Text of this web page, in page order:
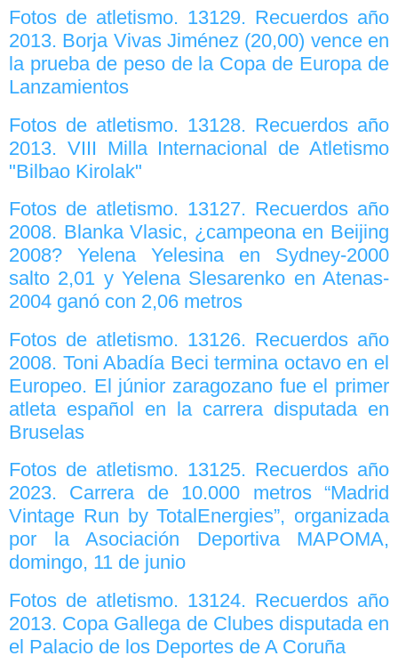
Fotos de atletismo. 13129. Recuerdos año
2013. Borja Vivas Jiménez (20,00) vence en
la prueba de peso de la Copa de Europa de
Lanzamientos
Fotos de atletismo. 13128. Recuerdos año
2013. VIII Milla Internacional de Atletismo
"Bilbao Kirolak"
Fotos de atletismo. 13127. Recuerdos año
2008. Blanka Vlasic, ¿campeona en Beijing
2008? Yelena Yelesina en Sydney-2000
salto 2,01 y Yelena Slesarenko en Atenas-
2004 ganó con 2,06 metros
Fotos de atletismo. 13126. Recuerdos año
2008. Toni Abadía Beci termina octavo en el
Europeo. El júnior zaragozano fue el primer
atleta español en la carrera disputada en
Bruselas
Fotos de atletismo. 13125. Recuerdos año
2023. Carrera de 10.000 metros “Madrid
Vintage Run by TotalEnergies”, organizada
por la Asociación Deportiva MAPOMA,
domingo, 11 de junio
Fotos de atletismo. 13124. Recuerdos año
2013. Copa Gallega de Clubes disputada en
el Palacio de los Deportes de A Coruña